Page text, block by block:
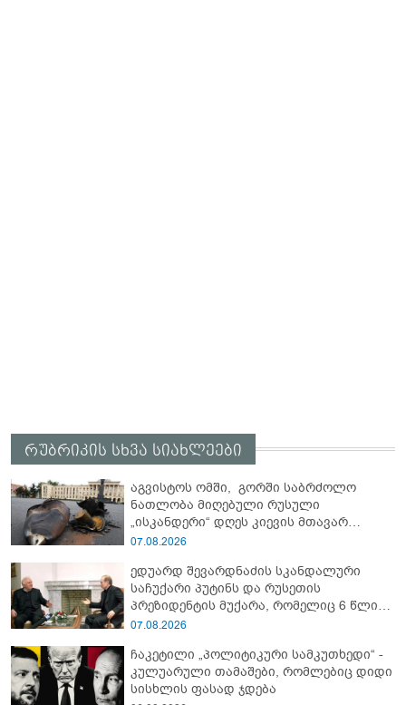
რუბრიკის სხვა სიახლეები
აგვისტოს ომში, გორში საბრძოლო
ნათლობა მიღებული რუსული
„ისკანდერი“ დღეს კიევის მთავარ
კოშმარად იქცა
07.08.2026
ედუარდ შევარდნაძის სკანდალური
საჩუქარი პუტინს და რუსეთის
პრეზიდენტის მუქარა, რომელიც 6 წლის
შემდეგ აასრულა
07.08.2026
ჩაკეტილი „პოლიტიკური სამკუთხედი“ -
კულუარული თამაშები, რომლებიც დიდი
სისხლის ფასად ჯდება